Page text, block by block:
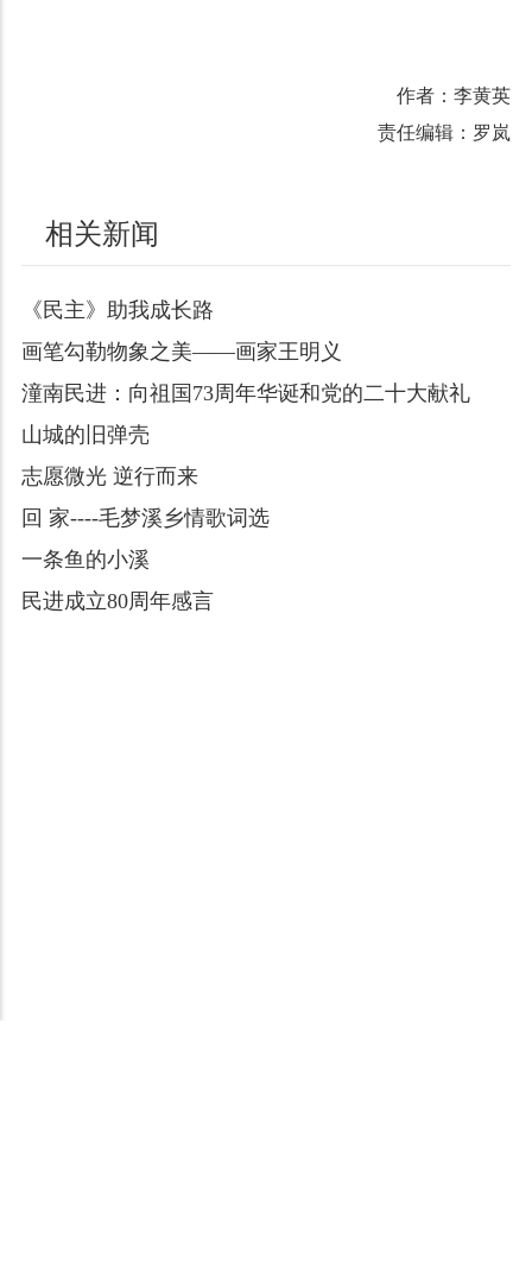
作者：李黄英
责任编辑：罗岚
相关新闻
《民主》助我成长路
画笔勾勒物象之美——画家王明义
潼南民进：向祖国73周年华诞和党的二十大献礼
山城的旧弹壳
志愿微光 逆行而来
回 家----毛梦溪乡情歌词选
一条鱼的小溪
民进成立80周年感言